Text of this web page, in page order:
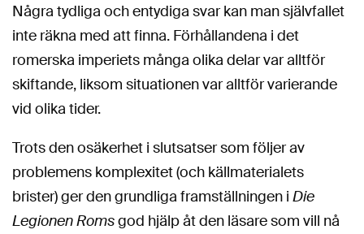
Några tydliga och entydiga svar kan man självfallet
inte räkna med att finna. Förhållandena i det
romerska imperiets många olika delar var alltför
skiftande, liksom situationen var alltför varierande
vid olika tider.
Trots den osäkerhet i slutsatser som följer av
problemens komplexitet (och källmaterialets
brister) ger den grundliga framställningen i Die
Legionen Romsgod hjälp åt den läsare som vill nå